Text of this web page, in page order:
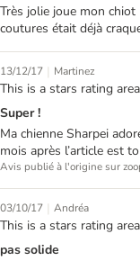
Très jolie joue mon
coutures était déjà
13/12/17 | Martinez
This is a stars rating
Super !
Ma chienne Sharpei
mois après l’article est
Avis publié à l'origine sur
03/10/17 | Andréa
This is a stars rating
pas solide